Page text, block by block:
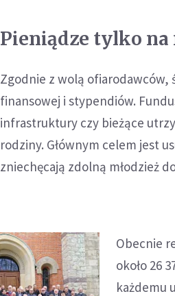
Pieniądze tylko na
Zgodnie z wolą ofiarodawców,
finansowej i stypendiów.
infrastruktury czy bieżące
rodziny. Głównym celem jest
zniechęcają zdolną młodzież
Obecnie
około 26
każdemu